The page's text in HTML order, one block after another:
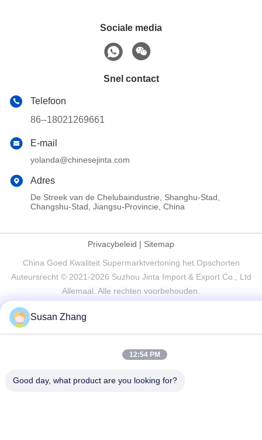
Sociale media
Snel contact
Telefoon
86--18021269661
E-mail
yolanda@chinesejinta.com
Adres
De Streek van de Chelubaindustrie, Shanghu-Stad,
Changshu-Stad, Jiangsu-Provincie, China
Privacybeleid | Sitemap
China Goed Kwaliteit Supermarktvertoning het Opschorten
Auteursrecht © 2021-2026 Suzhou Jinta Import & Export Co., Ltd
Allemaal. Alle rechten voorbehouden.
Susan Zhang
12:54 PM
Good day, what product are you looking for?